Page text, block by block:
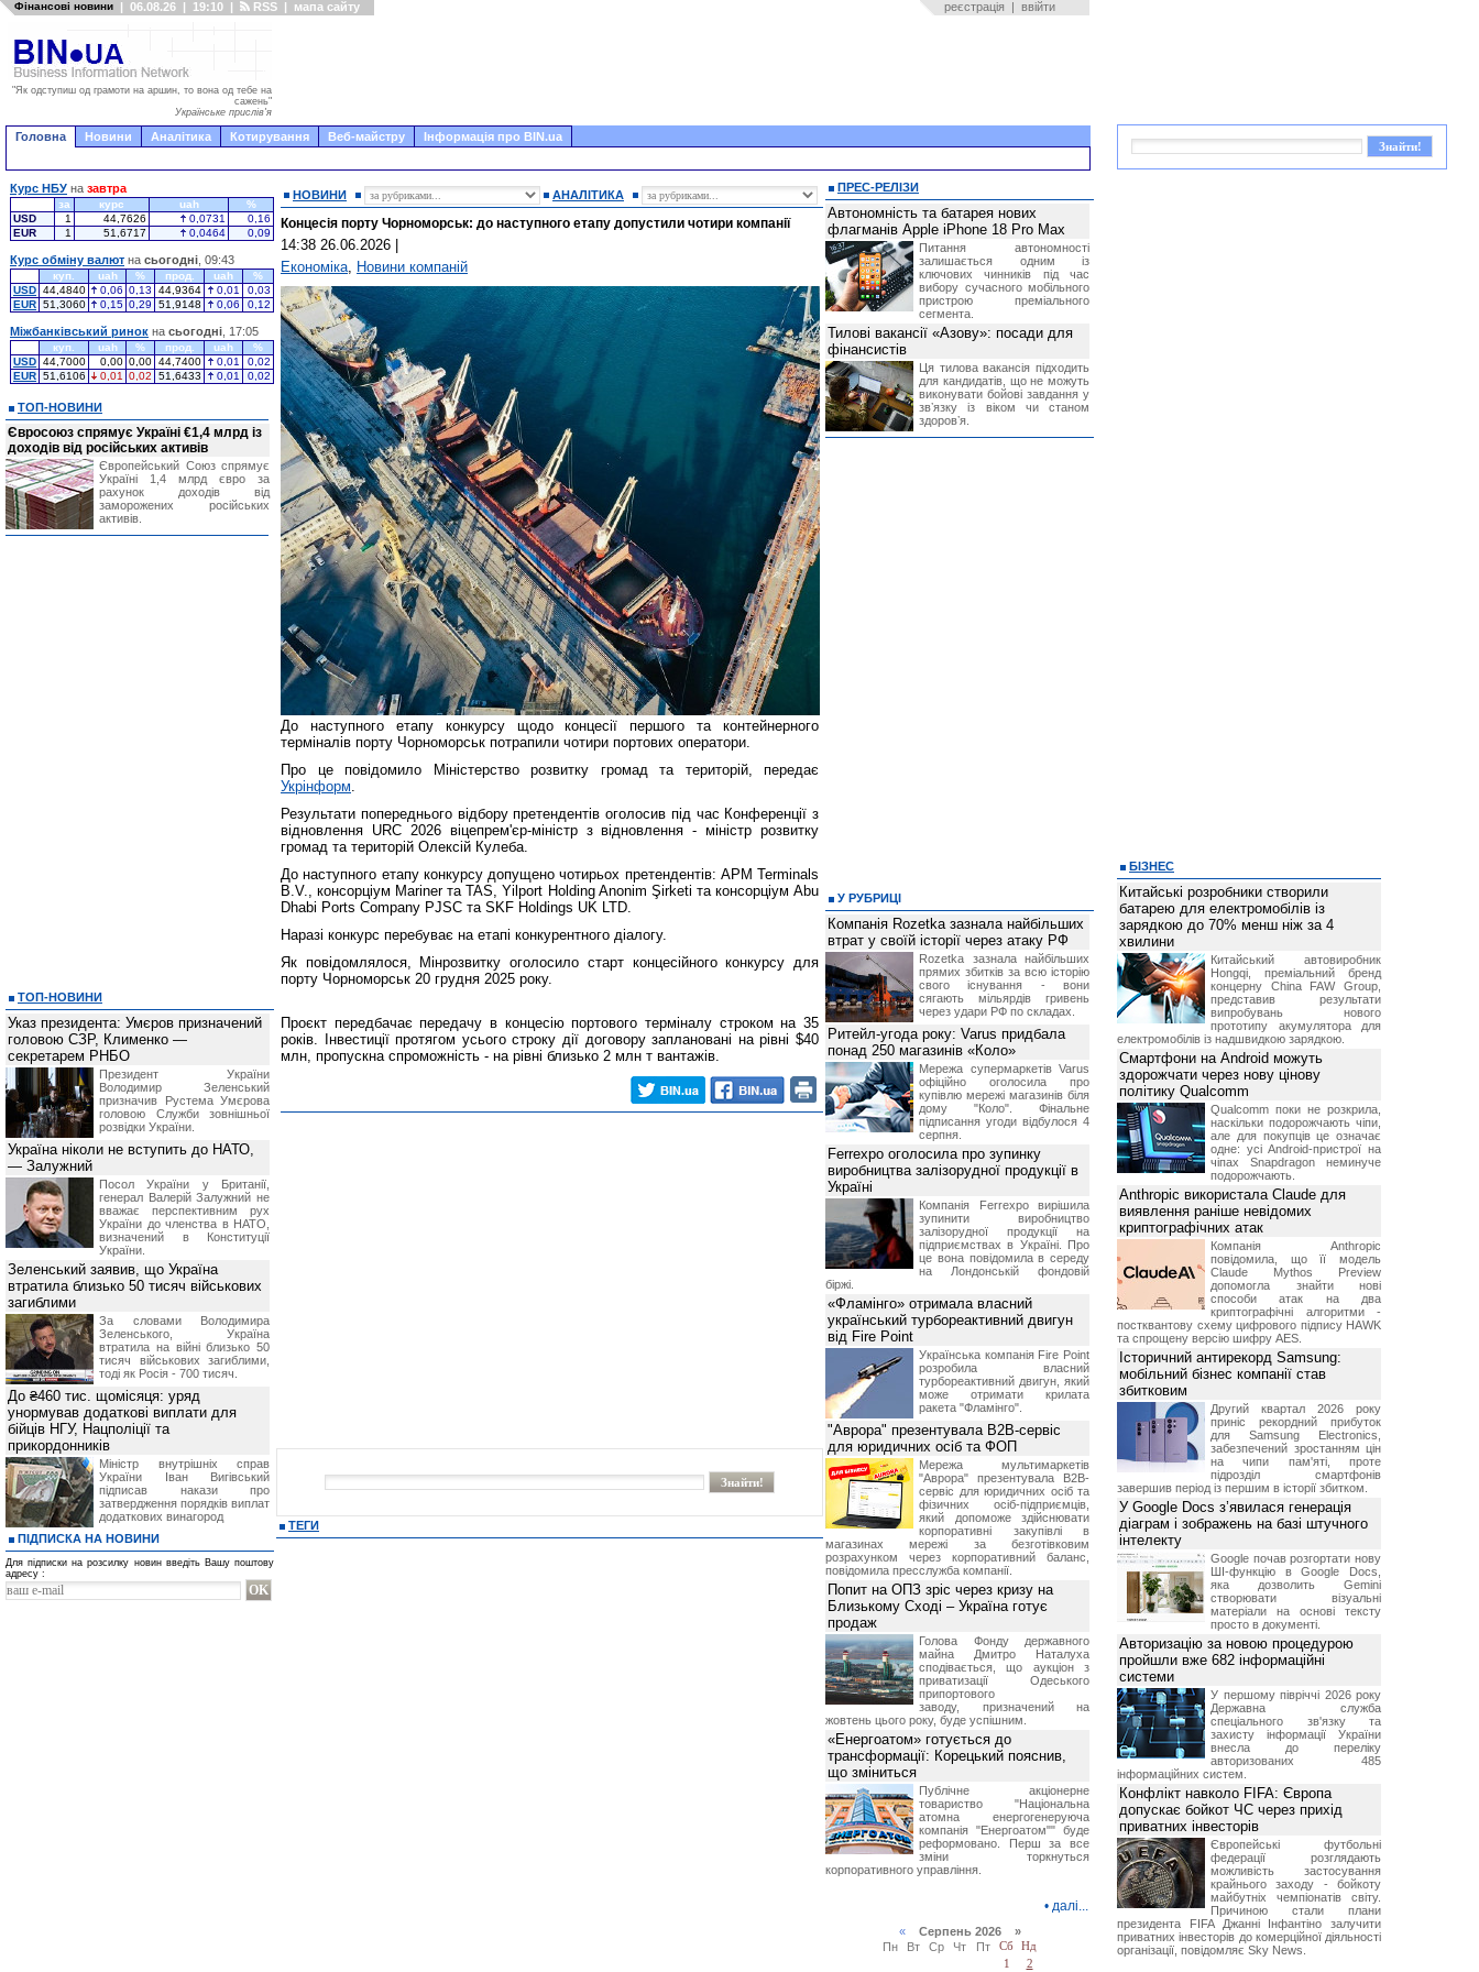
Фінансові новини | 06.08.26 | 19:10 | RSS | мапа сайту реєстрація | ввійти
"Як одступиш од грамоти на аршин, то вона од тебе на
сажень"
Українське прислів'я
Головна Новини Аналітика Котирування Веб-майстру Інформація про BIN.ua
НОВИНИ АНАЛІТИКА
Концесія порту Чорноморськ: до наступного етапу допустили чотири компанії
14:38 26.06.2026
Економіка, Новини компаній
До наступного етапу конкурсу щодо концесії першого та контейнерного
терміналів порту Чорноморськ потрапили чотири портових оператори.
Про це повідомило Міністерство розвитку громад та територій, передає
Укрінформ.
Результати попереднього відбору претендентів оголосив під час Конференції з
відновлення URC 2026 віцепрем'єр-міністр з відновлення - міністр розвитку
громад та територій Олексій Кулеба.
До наступного етапу конкурсу допущено чотирьох претендентів: APM Terminals
B.V., консорціум Mariner та TAS, Yilport Holding Anonim Şirketi та консорціум Abu
Dhabi Ports Company PJSC та SKF Holdings UK LTD.
Наразі конкурс перебуває на етапі конкурентного діалогу.
Як повідомлялося, Мінрозвитку оголосило старт концесійного конкурсу для
порту Чорноморськ 20 грудня 2025 року.
Проєкт передбачає передачу в концесію портового терміналу строком на 35
років. Інвестиції протягом усього строку дії договору заплановані на рівні $40
млн, пропускна спроможність - на рівні близько 2 млн т вантажів.
ТЕГИ
Курс НБУ на завтра
за курс uah
%
USD
1 44,7626 0,0731
0,16
EUR
1 51,6717 0,0464 0,09
Курс обміну валют на сьогодні , 09:43
куп. uah % прод. uah
%
USD 44,4840 0,06 0,13 44,9364 0,01
0,03
EUR 51,3060 0,15 0,29 51,9148 0,06 0,12
Міжбанківський ринок на сьогодні , 17:05
куп. uah % прод. uah
%
USD 44,7000 0,00 0,00 44,7400 0,01
0,02
EUR 51,6106 0,01 0,02 51,6433 0,01 0,02
ТОП-НОВИНИ
Євросоюз спрямує Україні €1,4 млрд із
доходів від російських активів
Європейський Союз спрямує
Україні 1,4 млрд євро за
рахунок доходів від
заморожених російських
активів.
ТОП-НОВИНИ
Указ президента: Умєров призначений
головою СЗР, Клименко —
секретарем РНБО
Президент України
Володимир Зеленський
призначив Pустема Умєрова
головою Служби зовнішньої
розвідки України.
Україна ніколи не вступить до НАТО,
— Залужний
Посол України у Британії,
генерал Валерій Залужний не
вважає перспективним рух
України до членства в НАТО,
визначений в Конституції
України.
Зеленський заявив, що Україна
втратила близько 50 тисяч військових
загиблими
За словами Володимира
Зеленського, Україна
втратила на війні близько 50
тисяч військових загиблими,
тоді як Росія - 700 тисяч.
До ₴460 тис. щомісяця: уряд
унормував додаткові виплати для
бійців НГУ, Нацполіції та
прикордонників
Міністр внутрішніх справ
України Іван Вигівський
підписав накази про
затвердження порядків виплат
додаткових винагород
ПІДПИСКА НА НОВИНИ
Для підписки на розсилку новин введіть Вашу поштову
адресу :
ПРЕС-РЕЛІЗИ
Автономність та батарея нових
флагманів Apple iPhone 18 Pro Max
Питання автономності
залишається одним із
ключових чинників під час
вибору сучасного мобільного
пристрою преміального
сегмента.
Тилові вакансії «Азову»: посади для
фінансистів
Ця тилова вакансія підходить
для кандидатів, що не можуть
виконувати бойові завдання у
звʼязку із віком чи станом
здоровʼя.
У РУБРИЦІ
Компанія Rozetka зазнала найбільших
втрат у своїй історії через атаку РФ
Rozetka зазнала найбільших
прямих збитків за всю історію
свого існування - вони
сягають мільярдів гривень
через удари РФ по складах.
Ритейл-угода року: Varus придбала
понад 250 магазинів «Коло»
Мережа супермаркетів Varus
офіційно оголосила про
купівлю мережі магазинів біля
дому "Коло". Фінальне
підписання угоди відбулося 4
серпня.
Ferrexpo оголосила про зупинку
виробництва залізорудної продукції в
Україні
Компанія Ferrexpo вирішила
зупинити виробництво
залізорудної продукції на
підприємствах в Україні. Про
це вона повідомила в середу
на Лондонській фондовій
біржі.
«Фламінго» отримала власний
український турбореактивний двигун
від Fire Point
Українська компанія Fire Point
розробила власний
турбореактивний двигун, який
може отримати крилата
ракета "Фламінго".
"Аврора" презентувала B2B-сервіс
для юридичних осіб та ФОП
Мережа мультимаркетів
"Аврора" презентувала B2B-
сервіс для юридичних осіб та
фізичних осіб-підприємців,
який допоможе здійснювати
корпоративні закупівлі в
магазинах мережі за безготівковим
розрахунком через корпоративний баланс,
повідомила пресслужба компанії.
Попит на ОПЗ зріс через кризу на
Близькому Сході – Україна готує
продаж
Голова Фонду державного
майна Дмитро Наталуха
сподівається, що аукціон з
приватизації Одеського
припортового
заводу, призначений на
жовтень цього року, буде успішним.
«Енергоатом» готується до
трансформації: Корецький пояснив,
що зміниться
Публічне акціонерне
товариство "Національна
атомна енергогенеруюча
компанія "Енергоатом"" буде
реформовано. Перш за все
зміни торкнуться
корпоративного управління.
• далі...
«Серпень 2026 »
Пн
Вт Ср Чт Пт Сб
Нд
1
2
БІЗНЕС
Китайські розробники створили
батарею для електромобілів із
зарядкою до 70% менш ніж за 4
хвилини
Китайський автовиробник
Hongqi, преміальний бренд
концерну China FAW Group,
представив результати
випробувань нового
прототипу акумулятора для
електромобілів із надшвидкою зарядкою.
Смартфони на Android можуть
здорожчати через нову цінову
політику Qualcomm
Qualcomm поки не розкрила,
наскільки подорожчають чіпи,
але для покупців це означає
одне: усі Android-пристрої на
чіпах Snapdragon неминуче
подорожчають.
Anthropic використала Claude для
виявлення раніше невідомих
криптографічних атак
Компанія Anthropic
повідомила, що її модель
Claude Mythos Preview
допомогла знайти нові
способи атак на два
криптографічні алгоритми -
постквантову схему цифрового підпису HAWK
та спрощену версію шифру AES.
Історичний антирекорд Samsung:
мобільний бізнес компанії став
збитковим
Другий квартал 2026 року
приніс рекордний прибуток
для Samsung Electronics,
забезпечений зростанням цін
на чипи пам'яті, проте
підрозділ смартфонів
завершив період із першим в історії збитком.
У Google Docs з’явилася генерація
діаграм і зображень на базі штучного
інтелекту
Google почав розгортати нову
ШІ-функцію в Google Docs,
яка дозволить Gemini
створювати візуальні
матеріали на основі тексту
просто в документі.
Авторизацію за новою процедурою
пройшли вже 682 інформаційні
системи
У першому півріччі 2026 року
Державна служба
спеціального зв'язку та
захисту інформації України
внесла до переліку
авторизованих 485
інформаційних систем.
Конфлікт навколо FIFA: Європа
допускає бойкот ЧС через прихід
приватних інвесторів
Європейські футбольні
федерації розглядають
можливість застосування
крайнього заходу - бойкоту
майбутніх чемпіонатів світу.
Причиною стали плани
президента FIFA Джанні Інфантіно залучити
приватних інвесторів до комерційної діяльності
організації, повідомляє Sky News.